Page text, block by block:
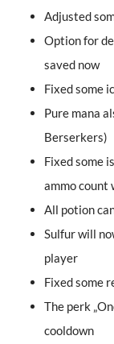
Adjusted
Option for
saved now
Fixed some
Pure mana
Berserkers)
Fixed some
ammo count
All potion
Sulfur will
player
Fixed some
The perk
cooldown